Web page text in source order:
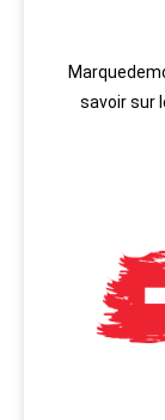
savoir sur